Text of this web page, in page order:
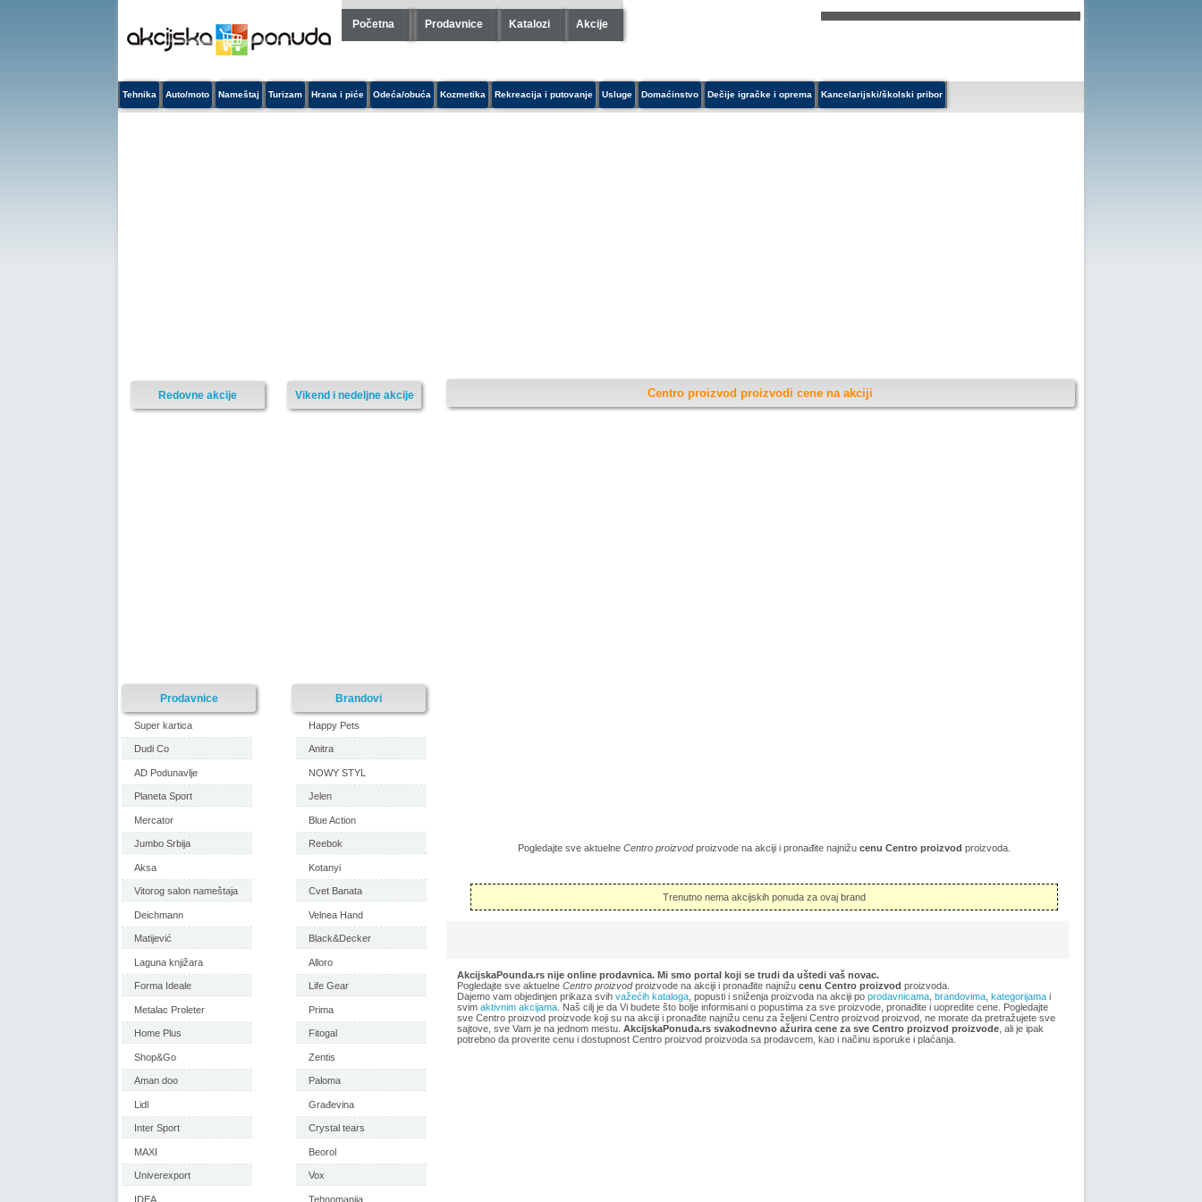
Početna Prodavnice Katalozi Akcije
Tehnika Auto/moto Nameštaj Turizam Hrana i piće Odeća/obuća Kozmetika Rekreacija i putovanje Usluge Domaćinstvo Dečije igračke i oprema Kancelarijski/školski pribor
Centro proizvod proizvodi cene na akciji
Pogledajte sve aktuelne Centro proizvodproizvode na akciji i pronađite najnižu cenu Centro proizvod proizvoda.
Trenutno nema akcijskih ponuda za ovaj brand
AkcijskaPounda.rs nije online prodavnica. Mi smo portal koji se trudi da uštedi vaš novac.
Pogledajte sve aktuelne Centro proizvodproizvode na akciji i pronađite najnižu cenu Centro proizvod proizvoda.
Dajemo vam objedinjen prikaza svih važećih kataloga , popusti i sniženja proizvoda na akciji po prodavnicama brandovima kategorijama i
svim aktivnim akcijama . Naš cilj je da Vi budete što bolje informisani o popustima za sve proizvode, pronađite i uopredite cene. Pogledajte
sve Centro proizvod proizvode koji su na akciji i pronađite najnižu cenu za željeni Centro proizvod proizvod, ne morate da pretražujete sve
sajtove, sve Vam je na jednom mestu. AkcijskaPonuda.rs svakodnevno ažurira cene za sve Centro proizvod proizvode , ali je ipak
potrebno da proverite cenu i dostupnost Centro proizvod proizvoda sa prodavcem, kao i načinu isporuke i plaćanja.
Vikend i nedeljne akcije
Redovne akcije
Prodavnice
Super kartica
Dudi Co
AD Podunavlje
Planeta Sport
Mercator
Jumbo Srbija
Aksa
Vitorog salon nameštaja
Deichmann
Matijević
Laguna knjižara
Forma Ideale
Metalac Proleter
Home Plus
Shop&Go
Aman doo
Lidl
Inter Sport
MAXI
Univerexport
IDEA
Brandovi
Happy Pets
Anitra
NOWY STYL
Jelen
Blue Action
Reebok
Kotanyi
Cvet Banata
Velnea Hand
Black&Decker
Alloro
Life Gear
Prima
Fitogal
Zentis
Paloma
Građevina
Crystal tears
Beorol
Vox
Tehnomanija